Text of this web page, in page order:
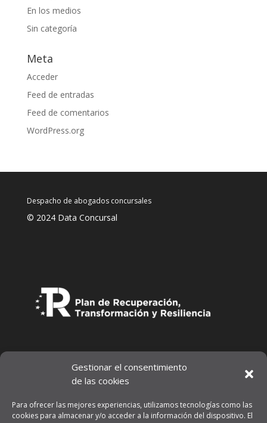
Gestionar el consentimiento
de las cookies
Para ofrecer las mejores experiencias, utilizamos tecnologías como las
cookies para almacenar y/o acceder a la información del dispositivo. El
En los medios
Sin categoría
Meta
Acceder
Feed de entradas
Feed de comentarios
WordPress.org
Despacho de abogados concursales
© 2024 Data Concursal